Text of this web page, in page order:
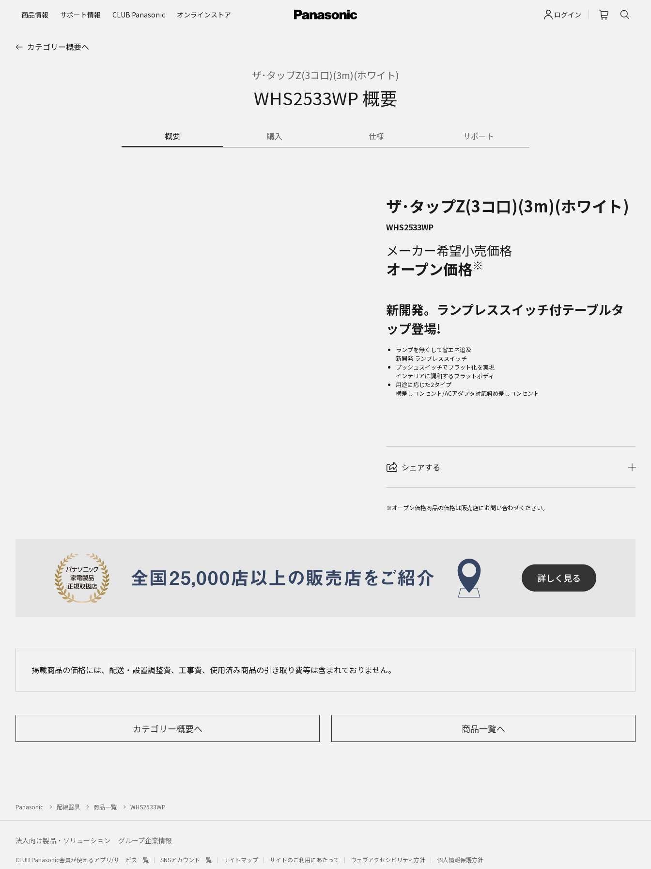
ログイン
商品情報 サポート情報 CLUB Panasonic オンラインストア
カテゴリー概要へ
ザ･タップZ(3コ口)(3m)(ホワイト)
WHS2533WP 概要
概要 購入 仕様 サポート
ザ･タップZ(3コ口)(3m)(ホワイト)
WHS2533WP
メーカー希望小売価格
オープン価格※
新開発。ランプレススイッチ付テーブルタ
ップ登場!
ランプを無くして省エネ追及
新開発 ランプレススイッチ
プッシュスイッチでフラット化を実現
インテリアに調和するフラットボディ
用途に応じた2タイプ
横差しコンセント/ACアダプタ対応斜め差しコンセント
シェアする
※オープン価格商品の価格は販売店にお問い合わせください。
掲載商品の価格には、配送・設置調整費、工事費、使用済み商品の引き取り費等は含まれておりません。
カテゴリー概要へ 商品一覧へ
Panasonic 配線器具 商品一覧 WHS2533WP
法人向け製品・ソリューション グループ企業情報
CLUB Panasonic会員が使えるアプリ/サービス一覧 SNSアカウント一覧 サイトマップ サイトのご利用にあたって ウェブアクセシビリティ方針 個人情報保護方針